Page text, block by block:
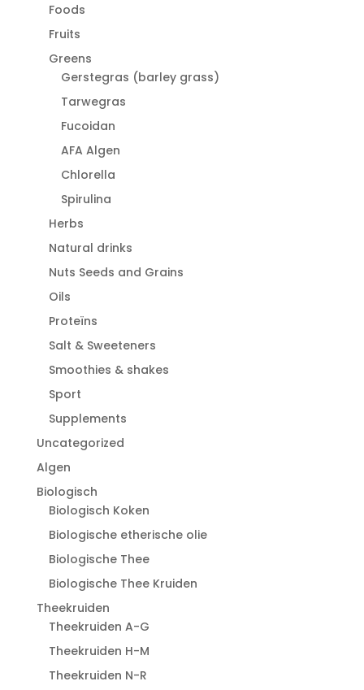
Foods
Fruits
Greens
Gerstegras (barley grass)
Tarwegras
Fucoidan
AFA Algen
Chlorella
Spirulina
Herbs
Natural drinks
Nuts Seeds and Grains
Oils
Proteïns
Salt & Sweeteners
Smoothies & shakes
Sport
Supplements
Uncategorized
Algen
Biologisch
Biologisch Koken
Biologische etherische olie
Biologische Thee
Biologische Thee Kruiden
Theekruiden
Theekruiden A-G
Theekruiden H-M
Theekruiden N-R